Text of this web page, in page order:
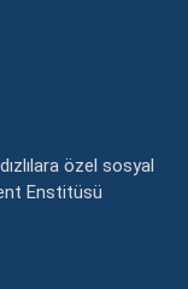
özel sosyal
Enstitüsü